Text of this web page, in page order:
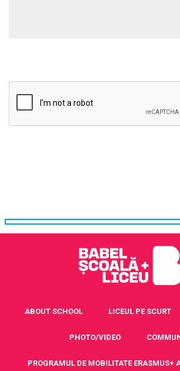
ABOUT SCHOOL LICEUL PE SCURT
PHOTO/VIDEO
PROGRAMUL DE MOBILITATE ERASMUS+